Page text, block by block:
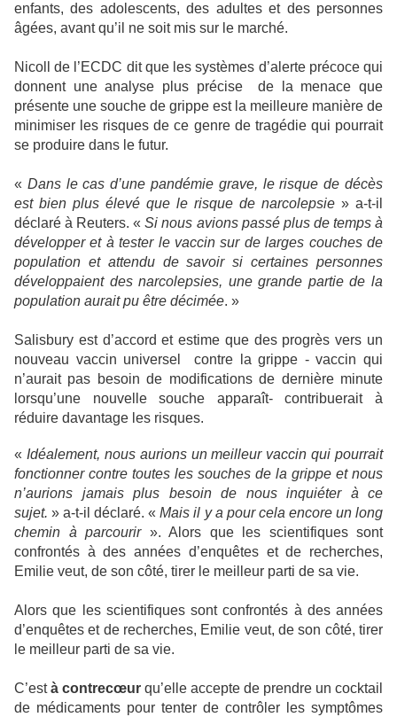
enfants, des adolescents, des adultes et des personnes
âgées, avant qu’il ne soit mis sur le marché.
Nicoll de l’ECDC dit que les systèmes d’alerte précoce qui
donnent une analyse plus précise
de la menace que
présente une souche de grippe est la meilleure manière de
minimiser les risques de ce genre de tragédie qui pourrait
se produire dans le futur.
« Dans le cas d’une pandémie grave, le risque de décès
est bien plus élevé que le risque de narcolepsie » a-t-il
déclaré à Reuters. «Si nous avions passé plus de temps à
développer et à tester le vaccin sur de larges couches de
population et attendu de savoir si certaines personnes
développaient des narcolepsies, une grande partie de la
population aurait pu être décimée. »
Salisbury est d’accord et estime que des progrès vers un
nouveau vaccin universel
contre la grippe - vaccin qui
n’aurait pas besoin de modifications de dernière minute
lorsqu’une nouvelle souche apparaît- contribuerait à
réduire davantage les risques.
« Idéalement, nous aurions un meilleur vaccin qui pourrait
fonctionner contre toutes les souches de la grippe et nous
n’aurions jamais plus besoin de nous inquiéter à ce
sujet. » a-t-il déclaré. «Mais il y a pour cela encore un long
chemin à parcourir». Alors que les scientifiques sont
confrontés à des années d’enquêtes et de recherches,
Emilie veut, de son côté, tirer le meilleur parti de sa vie.
Alors que les scientifiques sont confrontés à des années
d’enquêtes et de recherches, Emilie veut, de son côté, tirer
le meilleur parti de sa vie.
C’està contrecœur qu’elle accepte de prendre un cocktail
de médicaments pour tenter de contrôler les symptômes